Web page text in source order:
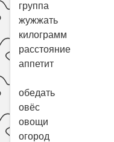
группа
жужжать
килограмм
расстояние
аппетит
обедать
овёс
овощи
огород